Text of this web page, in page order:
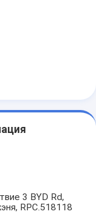
3 BYD Rd,
RPC.518118